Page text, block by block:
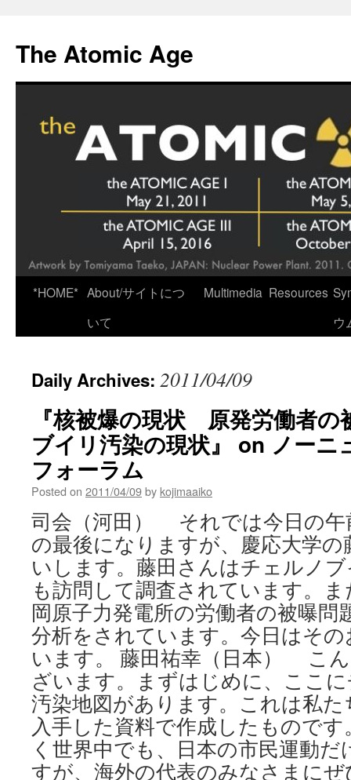
content
The Atomic Age
*HOME* About/サイトにつ
いて
Multimedia Resources
ウ
Daily Archives: 2011/04/09
『核被爆の現状 原発労働者
ブイリ汚染の現状』 on ノーニ
フォーラム
Posted on 2011/04/09by kojimaaiko
司会（河田） それでは今日の午
の最後になりますが、慶応大学
いします。藤田さんはチェルノ
も訪問して調査されています。
岡原子力発電所の労働者の被曝問
分析をされています。今日はそ
います。 藤田祐幸（日本） こ
ざいます。まずはじめに、ここ
汚染地図があります。これは私
入手した資料で作成したもので
く世界中でも、日本の市民運動
すが、海外の代表のみなさまに